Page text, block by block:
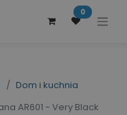
0
Dom i kuchnia
AR601 - Very Black